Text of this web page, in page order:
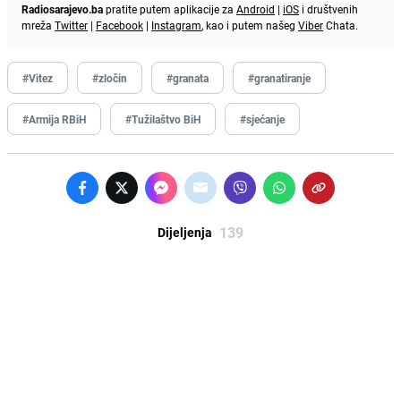
Radiosarajevo.bapratite putem aplikacije za Android | iOS i društvenih
mreža Twitter | Facebook | Instagram, kao i putem našeg ViberChata.
#Vitez #zločin #granata #granatiranje
#Armija RBiH #Tužilaštvo BiH #sjećanje
Dijeljenja 139